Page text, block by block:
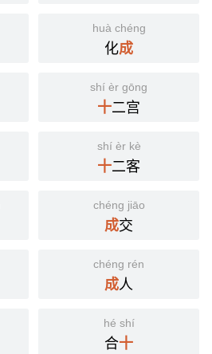
huà chéng
化成
shí èr gōng
十二宫
shí èr kè
十二客
chéng jiāo
成交
chéng rén
成人
hé shí
合十